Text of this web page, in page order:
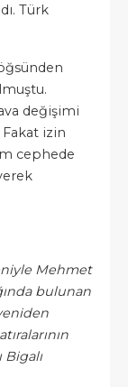
Türk
değişimi
izin
cephede
Mehmet
bulunan